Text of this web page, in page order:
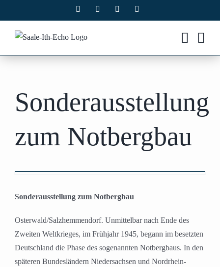
Inhalt
springen
Facebook Instagram
Sonderausstellung
zum Notbergbau
grösseres
Sonderausstellung zum Notbergbau
Osterwald/Salzhemmendorf. Unmittelbar nach Ende des
Zweiten Weltkrieges, im Frühjahr 1945, begann im besetzten
Deutschland die Phase des sogenannten Notbergbaus. In den
späteren Bundesländern Niedersachsen und Nordrhein-